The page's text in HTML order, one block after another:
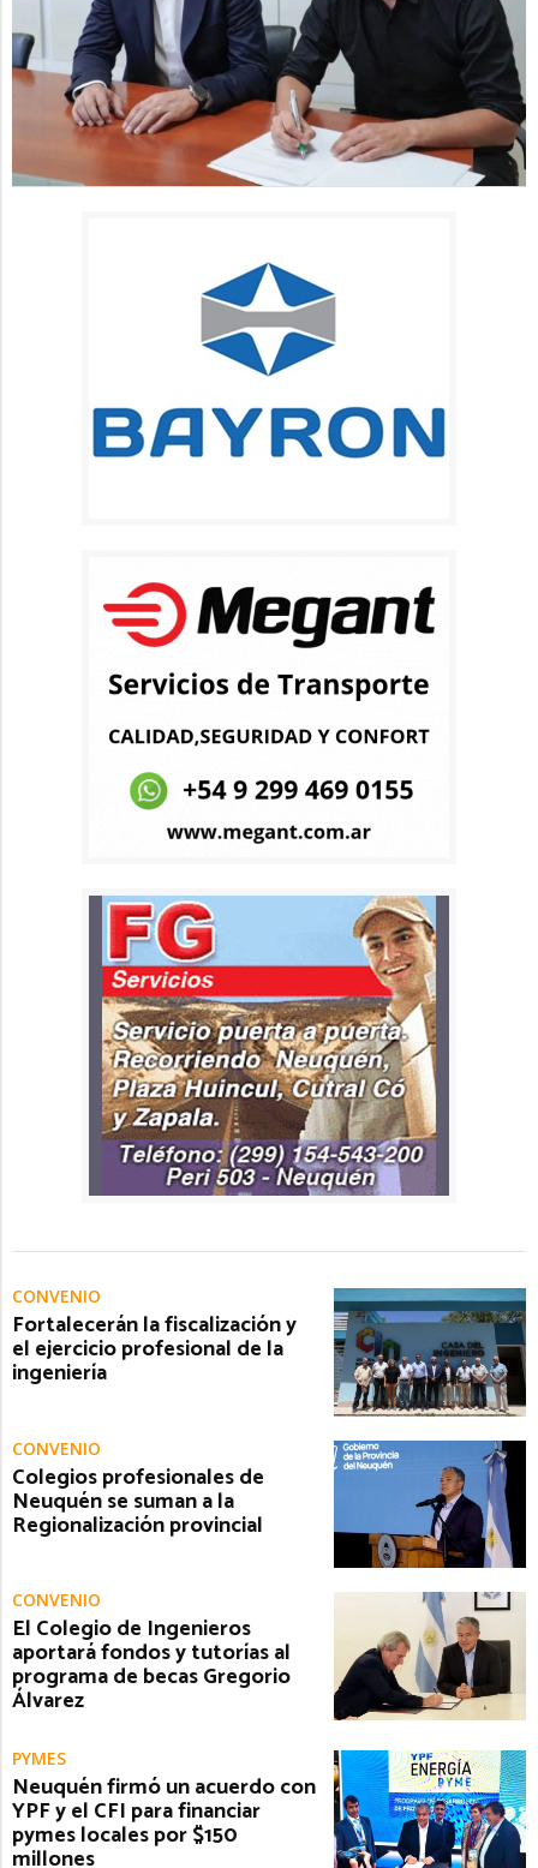
CONVENIO
Fortalecerán la fiscalización y
el ejercicio profesional de la
ingeniería
CONVENIO
Colegios profesionales de
Neuquén se suman a la
Regionalización provincial
CONVENIO
El Colegio de Ingenieros
aportará fondos y tutorías al
programa de becas Gregorio
Álvarez
PYMES
Neuquén firmó un acuerdo con
YPF y el CFI para financiar
pymes locales por $150
millones